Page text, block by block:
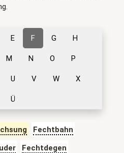
E F G H
M N O P
U V W X
Ü
Fechtbahn
Fechtdegen